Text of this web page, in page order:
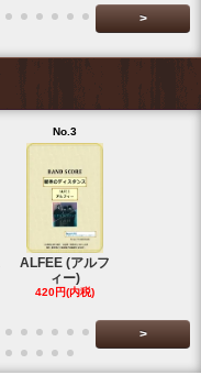
>
No.3
ALFEE (アルフ
ィー)
420円(内税)
>